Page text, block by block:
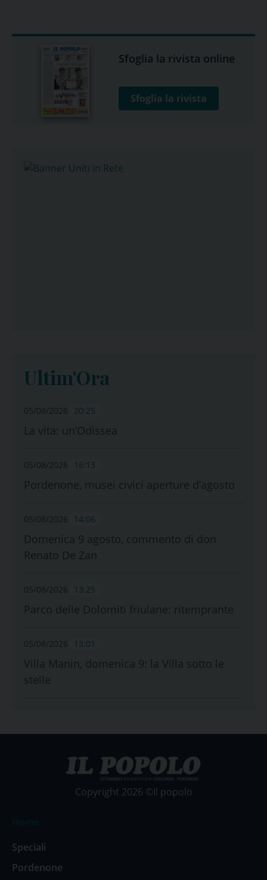
Sfoglia la rivista online
Sfoglia la rivista
Ultim'Ora
05/08/2026 20:25
La vita: un’Odissea
05/08/2026 16:13
Pordenone, musei civici aperture d’agosto
05/08/2026 14:06
Domenica 9 agosto, commento di don
Renato De Zan
05/08/2026 13:25
Parco delle Dolomiti friulane: ritemprante
05/08/2026 13:01
Villa Manin, domenica 9: la Villa sotto le
stelle
Copyright 2026 ©Il popolo
Speciali
Pordenone